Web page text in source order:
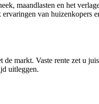
maandlasten en het
van huizenkopers
markt. Vaste rente zet u
uitleggen.